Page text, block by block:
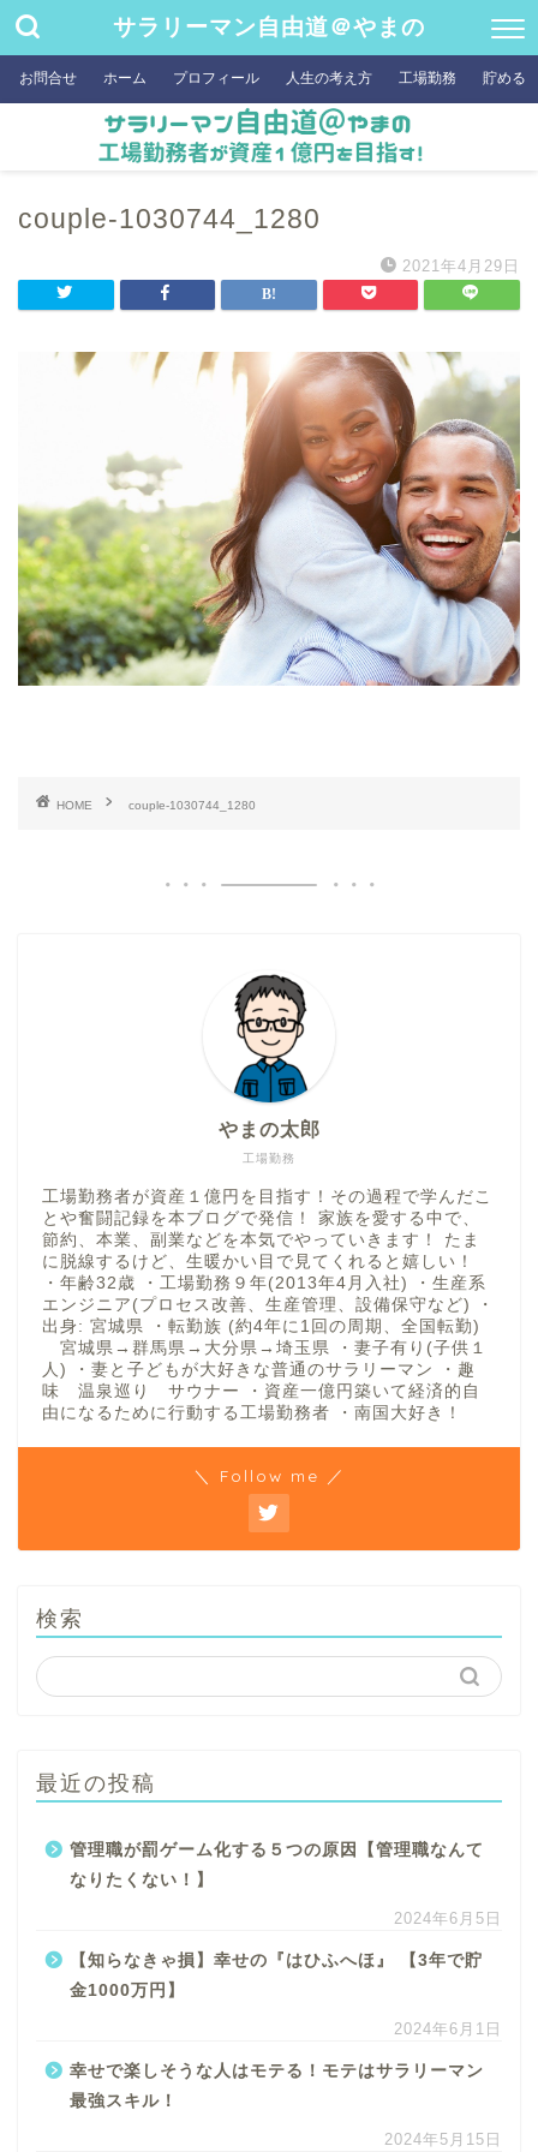
サラリーマン自由道＠やまの
お問合せ ホーム プロフィール 人生の考え方 工場勤務 貯める
couple-1030744_1280
2021年4月29日
HOME couple-1030744_1280
工場勤務
やまの太郎
工場勤務者が資産１億円を目指す！その過程で学んだこ
とや奮闘記録を本ブログで発信！ 家族を愛する中で、
節約、本業、副業などを本気でやっていきます！ たま
に脱線するけど、生暖かい目で見てくれると嬉しい！
・年齢32歳 ・工場勤務９年(2013年4月入社) ・生産系
エンジニア(プロセス改善、生産管理、設備保守など) ・
出身: 宮城県 ・転勤族 (約4年に1回の周期、全国転勤)
宮城県→群馬県→大分県→埼玉県 ・妻子有り(子供１
人) ・妻と子どもが大好きな普通のサラリーマン ・趣
味 温泉巡り サウナー ・資産一億円築いて経済的自
由になるために行動する工場勤務者 ・南国大好き！
＼ Follow me ／
検索
最近の投稿
管理職が罰ゲーム化する５つの原因【管理職なんて
なりたくない！】
2024年6月5日
【知らなきゃ損】幸せの『はひふへほ』 【3年で貯
金1000万円】
2024年6月1日
幸せで楽しそうな人はモテる！モテはサラリーマン
最強スキル！
2024年5月15日